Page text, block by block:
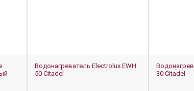
Водонагреватель Electrolux EWH
50 Citadel
30 Citadel